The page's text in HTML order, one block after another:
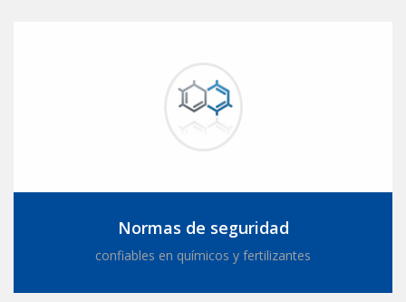
Normas de seguridad
confiables en químicos y fertilizantes